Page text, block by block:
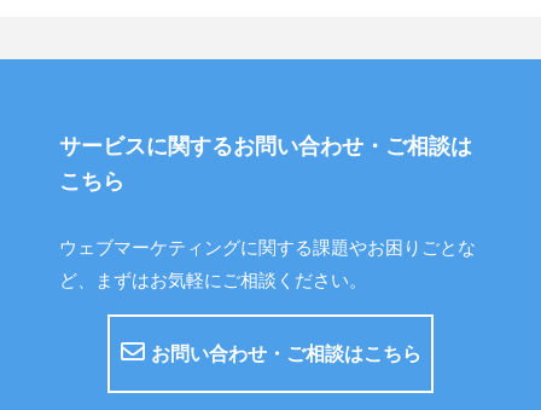
サービスに関するお問い合わせ・ご相談は
こちら
ウェブマーケティングに関する課題やお困りごとな
ど、まずはお気軽にご相談ください。
お問い合わせ・ご相談はこちら